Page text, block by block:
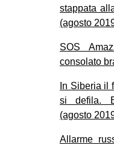
stappata
(agosto
SOS
consolato
In Siberia il
si defila.
(agosto
Allarme